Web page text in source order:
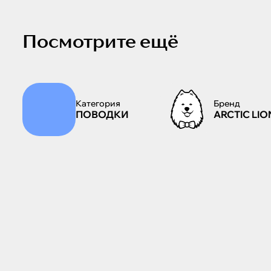
Посмотрите ещё
Категория
ПОВОДКИ
Бренд
ARCTIC